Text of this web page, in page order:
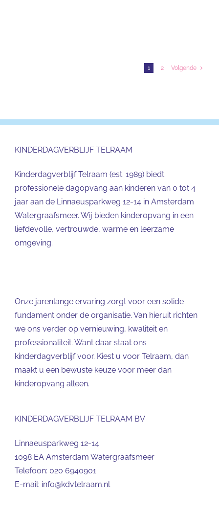
1 2 Volgende
KINDERDAGVERBLIJF TELRAAM
Kinderdagverblijf Telraam (est. 1989) biedt
professionele dagopvang aan kinderen van 0 tot 4
jaar aan de Linnaeusparkweg 12-14 in Amsterdam
Watergraafsmeer. Wij bieden kinderopvang in een
liefdevolle, vertrouwde, warme en leerzame
omgeving.
Onze jarenlange ervaring zorgt voor een solide
fundament onder de organisatie. Van hieruit richten
we ons verder op vernieuwing, kwaliteit en
professionaliteit. Want daar staat ons
kinderdagverblijf voor. Kiest u voor Telraam, dan
maakt u een bewuste keuze voor meer dan
kinderopvang alleen.
KINDERDAGVERBLIJF TELRAAM BV
Linnaeusparkweg 12-14
1098 EA Amsterdam Watergraafsmeer
Telefoon: 020 6940901
E-mail: info@kdvtelraam.nl